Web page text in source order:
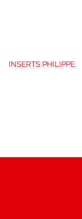
INSERTS PHILIPPE